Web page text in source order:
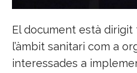
El document està
l’àmbit sanitari com a
interessades a